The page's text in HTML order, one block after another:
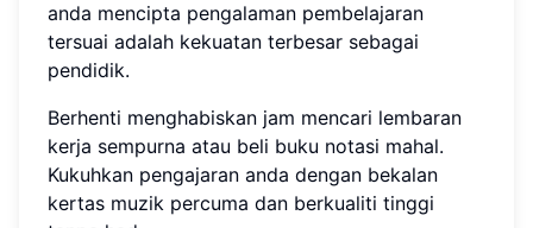
anda mencipta pengalaman pembelajaran
tersuai adalah kekuatan terbesar sebagai
pendidik.
Berhenti menghabiskan jam mencari lembaran
kerja sempurna atau beli buku notasi mahal.
Kukuhkan pengajaran anda dengan bekalan
kertas muzik percuma dan berkualiti tinggi